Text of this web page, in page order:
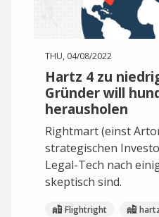
THU, 04/08/2022
Hartz 4 zu
Gründer will
herausholen
Rightmart (einst
strategischen
Legal-Tech nach
skeptisch sind.
Flightright